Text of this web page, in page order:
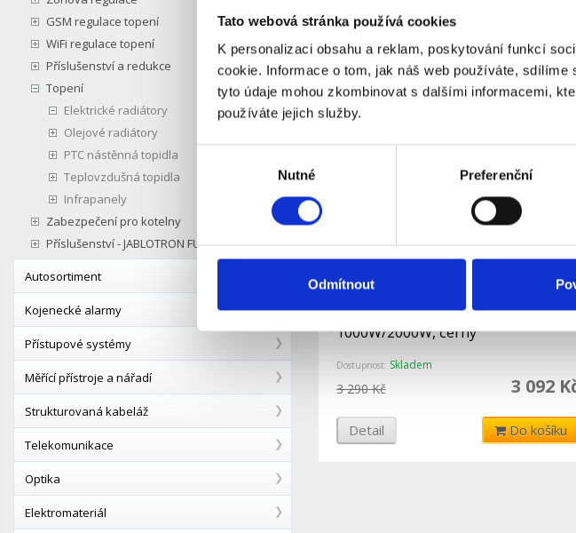
Tato webová stránka používá cookies
K personalizaci obsahu a reklam, poskytování funkcí
cookie. Informace o tom, jak náš web používáte,
tyto údaje mohou zkombinovat s dalšími informacemi,
používáte jejich služby.
Nutné Preferenční
Odmítnout
GSM regulace topení
WiFi regulace topení
Příslušenství a redukce
Topení
Elektrické radiátory
Olejové radiátory
PTC nástěnná topidla
Teplovzdušná topidla
Infrapanely
Zabezpečení pro kotelny
Příslušenství - JABLOTRON FUTURA
Autosortiment
Kojenecké alarmy
Přístupové systémy
Měřící přístroje a nářadí
Strukturovaná kabeláž
Telekomunikace
Optika
Elektromateriál
719 Kč
Detail Do košíku
Smart konvektor s Wi-Fi
1000W/2000W, černý
Dostupnost: Skladem
3 092
3 290 Kč
Detail Do košíku